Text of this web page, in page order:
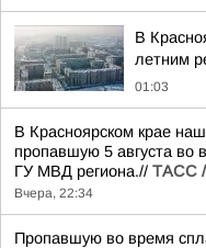
В
летним
01:03
В Красноярском крае
пропавшую 5 августа во
ГУ МВД региона.// ТАСС /
Вчера, 22:34
Пропавшую во время